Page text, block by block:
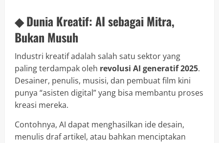
◆ Dunia Kreatif: AI sebagai Mitra,
Bukan Musuh
Industri kreatif adalah salah satu sektor yang
paling terdampak oleh revolusi AI generatif 2025.
Desainer, penulis, musisi, dan pembuat film kini
punya “asisten digital” yang bisa membantu proses
kreasi mereka.
Contohnya, AI dapat menghasilkan ide desain,
menulis draf artikel, atau bahkan menciptakan